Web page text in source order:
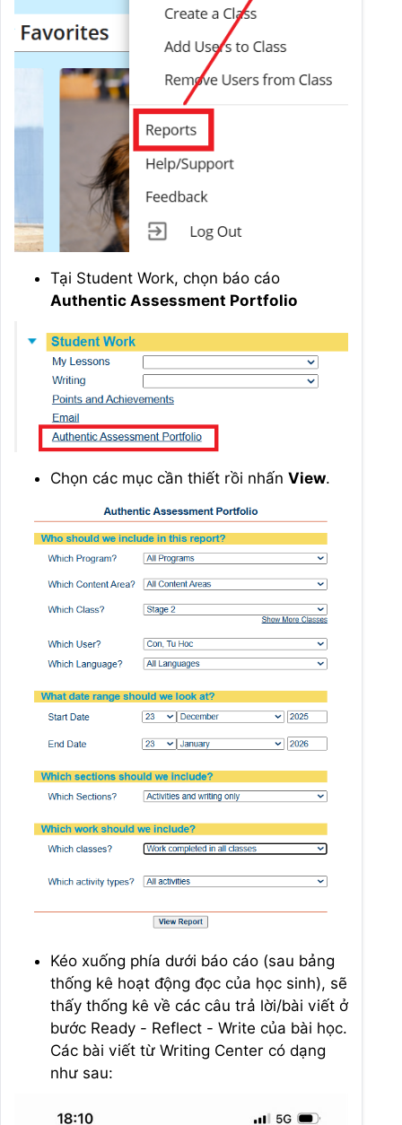
Tại Student Work, chọn báo cáo
Authentic Assessment Portfolio
Chọn các mục cần thiết rồi nhấn View.
Kéo xuống phía dưới báo cáo (sau bảng
thống kê hoạt động đọc của học sinh), sẽ
thấy thống kê về các câu trả lời/bài viết ở
bước Ready - Reflect - Write của bài học.
Các bài viết từ Writing Center có dạng
như sau: